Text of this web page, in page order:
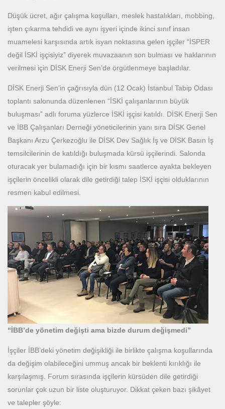
Düşük ücret, ağır çalışma koşulları, meslek hastalıkları, mobbing,
işten çıkarma tehdidi ve aynı işyeri içinde ikinci sınıf insan
muamelesi karşısında artık isyan noktasına gelen işçiler “İSPER
değil İSKİ işçisiyiz” diyerek muvazaanın son bulması ve haklarının
verilmesi için DİSK Enerji Sen’de örgütlenmeye başladılar.
DİSK Enerji Sen’in çağrısıyla dün (12 Ocak) İstanbul Tabip Odası
toplantı salonunda düzenlenen “İSKİ çalışanlarının büyük
buluşması” adlı foruma yüzlerce İSKİ işçisi katıldı. DİSK Enerji Sen
ve İBB Çalışanları Derneği yöneticilerinin yanı sıra DİSK Genel
Başkanı Arzu Çerkezoğlu ile DİSK Dev Sağlık İş ve DİSK Basın İş
temsilcilerinin de katıldığı buluşmada kürsü işçilerindi. Salonda
oturacak yer bulamadığı için bir kısmı saatlerce ayakta bekleyen
işçilerin öncelikli olarak dile getirdiği talep İSKİ işçisi olduklarının
resmen kabul edilmesi.
“İBB’de yönetim değişti ama bizde durum değişmedi”
İşçiler İBB’deki yönetim değişikliği ile birlikte çalışma koşullarında
da değişim olabileceğini ummuş ancak bir beklenti kırıklığı ile
karşılaşmış. Forum sırasında işçilerin kürsüden dile getirdiği
sorunlar çok uzun bir liste oluşturuyor. Dikkat çeken bazı şikâyet
ve talepler şöyle: